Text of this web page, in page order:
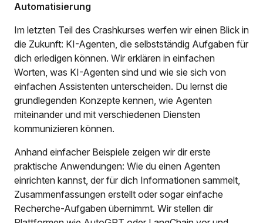
Automatisierung
Im letzten Teil des Crashkurses werfen wir einen Blick in
die Zukunft: KI-Agenten, die selbstständig Aufgaben für
dich erledigen können. Wir erklären in einfachen
Worten, was KI-Agenten sind und wie sie sich von
einfachen Assistenten unterscheiden. Du lernst die
grundlegenden Konzepte kennen, wie Agenten
miteinander und mit verschiedenen Diensten
kommunizieren können.
Anhand einfacher Beispiele zeigen wir dir erste
praktische Anwendungen: Wie du einen Agenten
einrichten kannst, der für dich Informationen sammelt,
Zusammenfassungen erstellt oder sogar einfache
Recherche-Aufgaben übernimmt. Wir stellen dir